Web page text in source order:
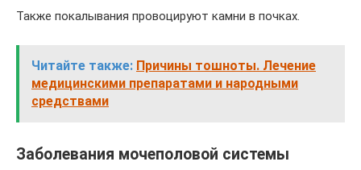
Также покалывания провоцируют камни в почках.
Читайте также: Причины тошноты. Лечение
медицинскими препаратами и народными
средствами
Заболевания мочеполовой системы